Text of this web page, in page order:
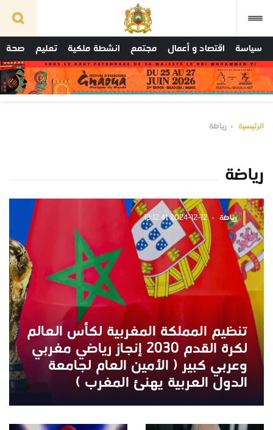
سياسة اقتصاد و أعمال مجتمع انشطة ملكية تعليم صحة
الرئيسية رياضة
رياضة
رياضة 2024-12-12 18:12:41
تنظيم المملكة المغربية لكأس العالم
لكرة القدم 2030 إنجاز رياضي مغربي
وعربي كبير ( الأمين العام لجامعة
الدول العربية يهنئ المغرب )